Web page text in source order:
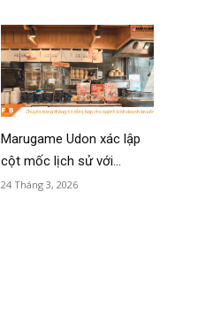
Marugame Udon xác lập
cột mốc lịch sử với...
24 Tháng 3, 2026